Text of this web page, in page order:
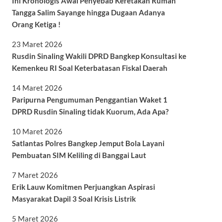
Tangga Salim Sayange hingga Dugaan Adanya
Orang Ketiga !
23 Maret 2026
Rusdin Sinaling Wakili DPRD Bangkep Konsultasi ke
Kemenkeu RI Soal Keterbatasan Fiskal Daerah
14 Maret 2026
Paripurna Pengumuman Penggantian Waket 1
DPRD Rusdin Sinaling tidak Kuorum, Ada Apa?
10 Maret 2026
Satlantas Polres Bangkep Jemput Bola Layani
Pembuatan SIM Keliling di Banggai Laut
7 Maret 2026
Erik Lauw Komitmen Perjuangkan Aspirasi
Masyarakat Dapil 3 Soal Krisis Listrik
5 Maret 2026